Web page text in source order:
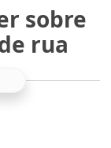
sobre
rua